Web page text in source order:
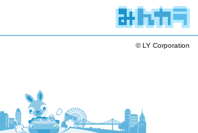
© LY Corporation